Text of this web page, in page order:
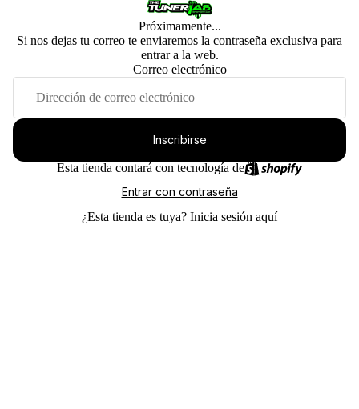
Próximamente...
Si nos dejas tu correo te enviaremos la contraseña exclusiva para
entrar a la web.
Correo electrónico
Inscribirse
Esta tienda contará con tecnología de
Entrar con contraseña
¿Esta tienda es tuya? Inicia sesión aquí